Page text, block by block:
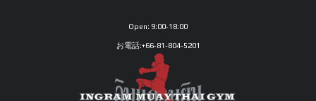
Open: 9:00-18:00
お電話:+66-81-804-5201